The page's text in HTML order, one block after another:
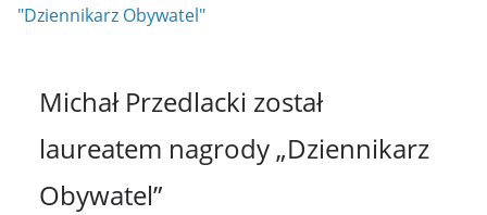
Michał Przedlacki został
laureatem nagrody „Dziennikarz
Obywatel”